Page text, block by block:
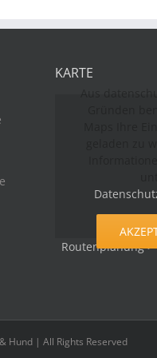
KARTE
Routenplanung >
Hund | All Rights Reserved